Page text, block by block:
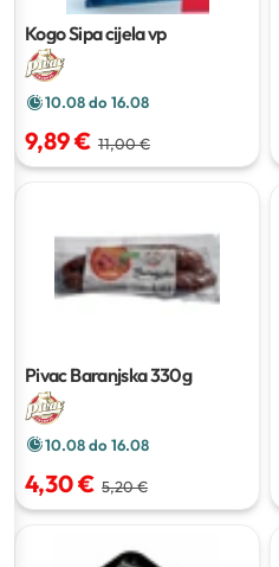
Kogo Sipa cijela vp
10.08 do 16.08
9,89 € 11,00 €
Pivac Baranjska330g
10.08 do 16.08
4,30 € 5,20 €